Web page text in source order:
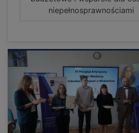
niepełnosprawnościami